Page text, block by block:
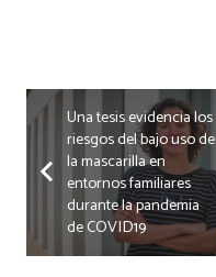
Una tesis evidencia los
riesgos del bajo uso de
la mascarilla en
entornos familiares
durante la pandemia
de COVID19